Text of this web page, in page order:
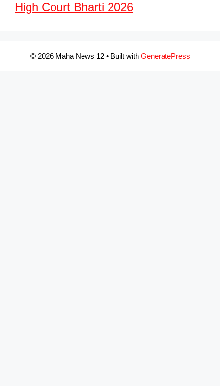
High Court Bharti 2026
© 2026 Maha News 12• Built with GeneratePress